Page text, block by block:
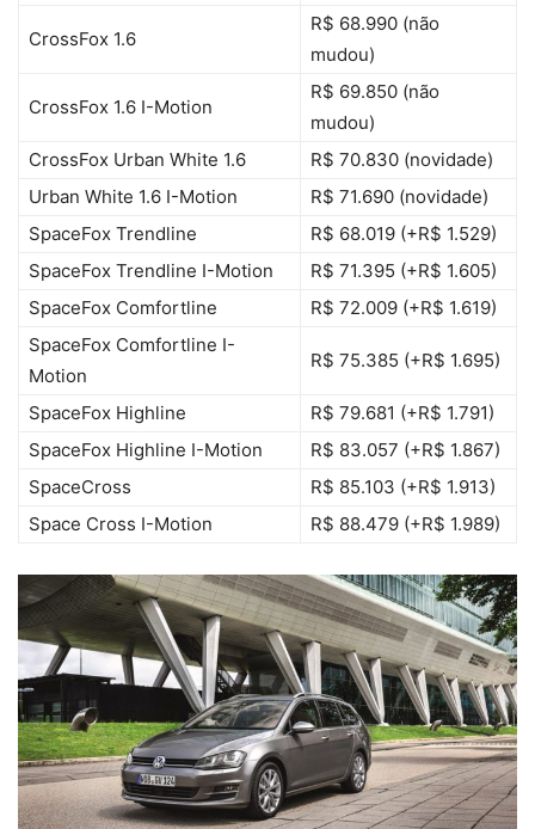
CrossFox 1.6
R$ 68.990 (não
mudou)
CrossFox 1.6 I-Motion
R$ 69.850 (não
mudou)
CrossFox Urban White 1.6
R$ 70.830 (novidade)
Urban White 1.6 I-Motion
R$ 71.690 (novidade)
SpaceFox Trendline
R$ 68.019 (+R$ 1.529)
SpaceFox Trendline I-Motion
R$ 71.395 (+R$ 1.605)
SpaceFox Comfortline
R$ 72.009 (+R$ 1.619)
SpaceFox Comfortline I-
Motion
R$ 75.385 (+R$ 1.695)
SpaceFox Highline
R$ 79.681 (+R$ 1.791)
SpaceFox Highline I-Motion
R$ 83.057 (+R$ 1.867)
SpaceCross
R$ 85.103 (+R$ 1.913)
Space Cross I-Motion
R$ 88.479 (+R$ 1.989)